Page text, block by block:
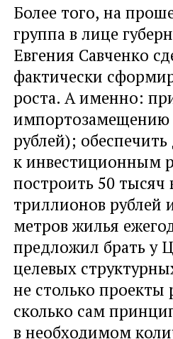
Более того, на
группа в лице
Евгения Савченко
фактически
роста. А именно:
импортозамещению
рублей);
к инвестиционным
построить 50 тысяч
триллионов рублей
метров жилья
предложил брать у
целевых
не столько проекты
сколько сам
в необходимом